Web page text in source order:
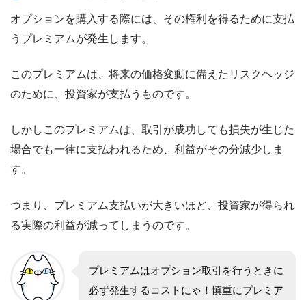
オプションを購入する際には、その権利を得るために支払
うプレミアムが発生します。
このプレミアムは、将来の価格変動に備えたリスクヘッジ
のために、投資家が支払うものです。
しかしこのプレミアムは、取引が成功しても損失が生じた
場合でも一律に支払われるため、利益がその分減少しま
す。
つまり、プレミアム支払いが大きいほど、投資家が得られ
る実際の利益が減ってしまうのです。
プレミアムはオプション取引を行うときに
必ず発生するコストにゃ！慎重にプレミア